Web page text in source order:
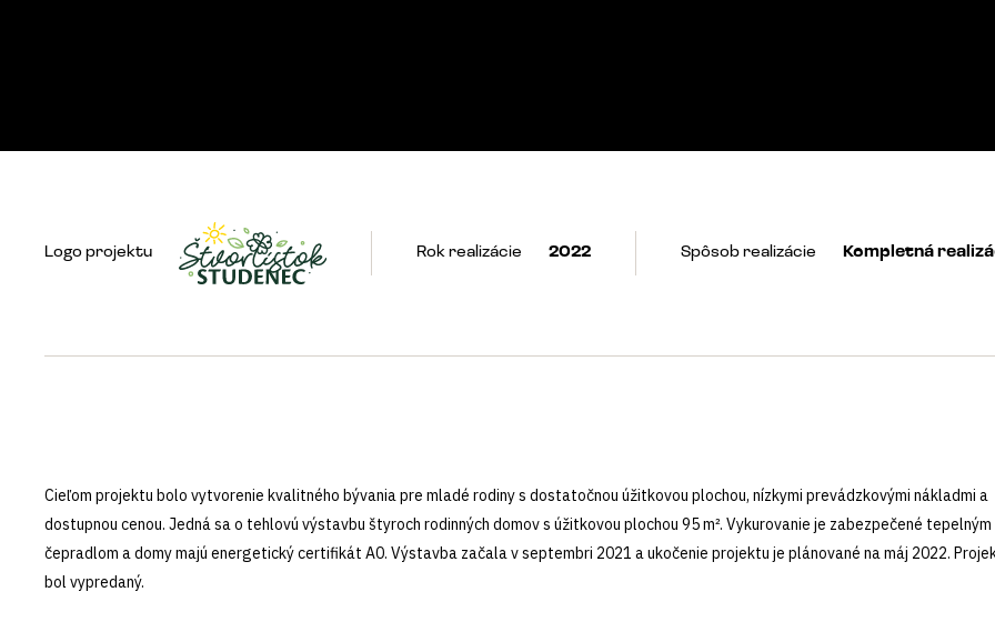
Logo projektu Rok realizácie 2022 Spôsob realizácie Kompletná
Cieľom projektu bolo vytvorenie kvalitného bývania pre mladé rodiny s dostatočnou úžitkovou plochou, nízkymi prevádzkovými nákladmi a
dostupnou cenou. Jedná sa o tehlovú výstavbu štyroch rodinných domov s úžitkovou plochou 95 m². Vykurovanie je zabezpečené tepelným
čepradlom a domy majú energetický certifikát A0. Výstavba začala v septembri 2021 a ukočenie projektu je plánované na máj 2022.
bol vypredaný.